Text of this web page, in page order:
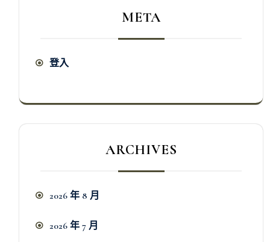
META
登入
ARCHIVES
2026 年 8 月
2026 年 7 月